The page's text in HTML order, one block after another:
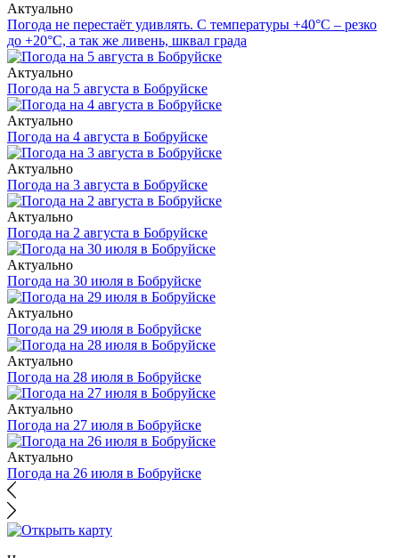
Актуально
Погода не перестаёт удивлять. С температуры +40°С – резко
до +20°С, а так же ливень, шквал града
Актуально
Погода на 5 августа в Бобруйске
Актуально
Погода на 4 августа в Бобруйске
Актуально
Погода на 3 августа в Бобруйске
Актуально
Погода на 2 августа в Бобруйске
Актуально
Погода на 30 июля в Бобруйске
Актуально
Погода на 29 июля в Бобруйске
Актуально
Погода на 28 июля в Бобруйске
Актуально
Погода на 27 июля в Бобруйске
Актуально
Погода на 26 июля в Бобруйске